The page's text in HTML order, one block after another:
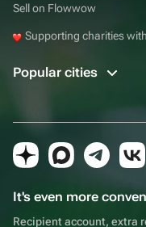
Sell on Flowwow
Supporting charities
Popular cities
It's even more
Recipient account, extra